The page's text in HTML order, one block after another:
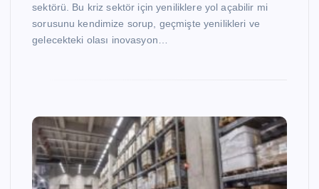
sektörü. Bu kriz sektör için yeniliklere yol açabilir mi
sorusunu kendimize sorup, geçmişte yenilikleri ve
gelecekteki olası inovasyon…